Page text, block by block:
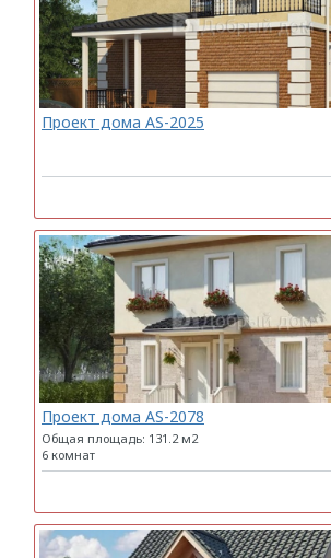
Проект дома AS-2025
Проект дома AS-2078
Общая площадь: 131.2 м2
6 комнат